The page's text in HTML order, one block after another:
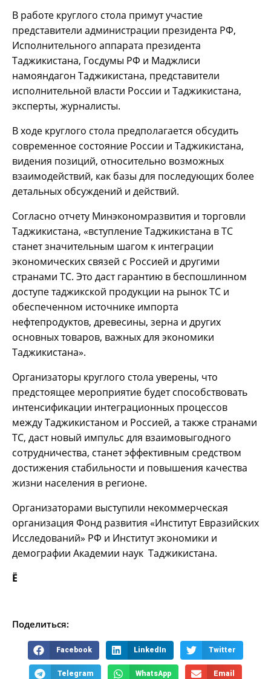
В работе круглого стола примут участие
представители администрации президента РФ,
Исполнительного аппарата президента
Таджикистана, Госдумы РФ и Маджлиси
намояндагон Таджикистана, представители
исполнительной власти России и Таджикистана,
эксперты, журналисты.
В ходе круглого стола предполагается обсудить
современное состояние России и Таджикистана,
видения позиций, относительно возможных
взаимодействий, как базы для последующих более
детальных обсуждений и действий.
Согласно отчету Минэкономразвития и торговли
Таджикистана, «вступление Таджикистана в ТС
станет значительным шагом к интеграции
экономических связей с Россией и другими
странами ТС. Это даст гарантию в беспошлинном
доступе таджикской продукции на рынок ТС и
обеспеченном источнике импорта
нефтепродуктов, древесины, зерна и других
основных товаров, важных для экономики
Таджикистана».
Организаторы круглого стола уверены, что
предстоящее мероприятие будет способствовать
интенсификации интеграционных процессов
между Таджикистаном и Россией, а также странами
ТС, даст новый импульс для взаимовыгодного
сотрудничества, станет эффективным средством
достижения стабильности и повышения качества
жизни населения в регионе.
Организаторами выступили некоммерческая
организация Фонд развития «Институт Евразийских
Исследований» РФ и Институт экономики и
демографии Академии наук Таджикистана.
Ё
Поделиться:
Facebook LinkedIn Twitter
Telegram WhatsApp Email